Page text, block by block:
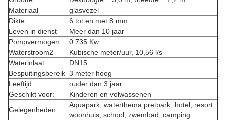
Materiaal
glasvezel
Dikte
6 tot en met 8 mm
Leven in dienst
Meer dan 10 jaar
Pompvermogen
0.735 Kw
Waterstroom2
Kubische meter/uur, 10,56 l/s
Waterinlaat
DN15
Bespuitingsbereik 3 meter hoog
Leeftijd
ouder dan 3 jaar
Geschikt voor:
Kinderen en volwassenen
Gelegenheden
Aquapark, waterthema pretpark, hotel, resort,
woonhuis, school, zwembad, camping